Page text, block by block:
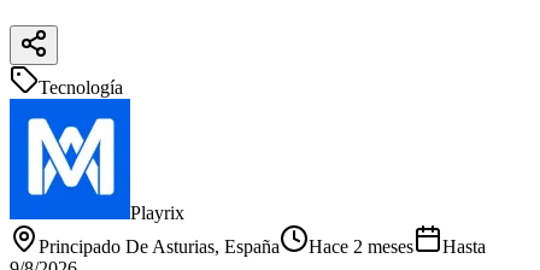
Tecnología
Playrix
Principado De Asturias, España Hace 2 meses
Hasta